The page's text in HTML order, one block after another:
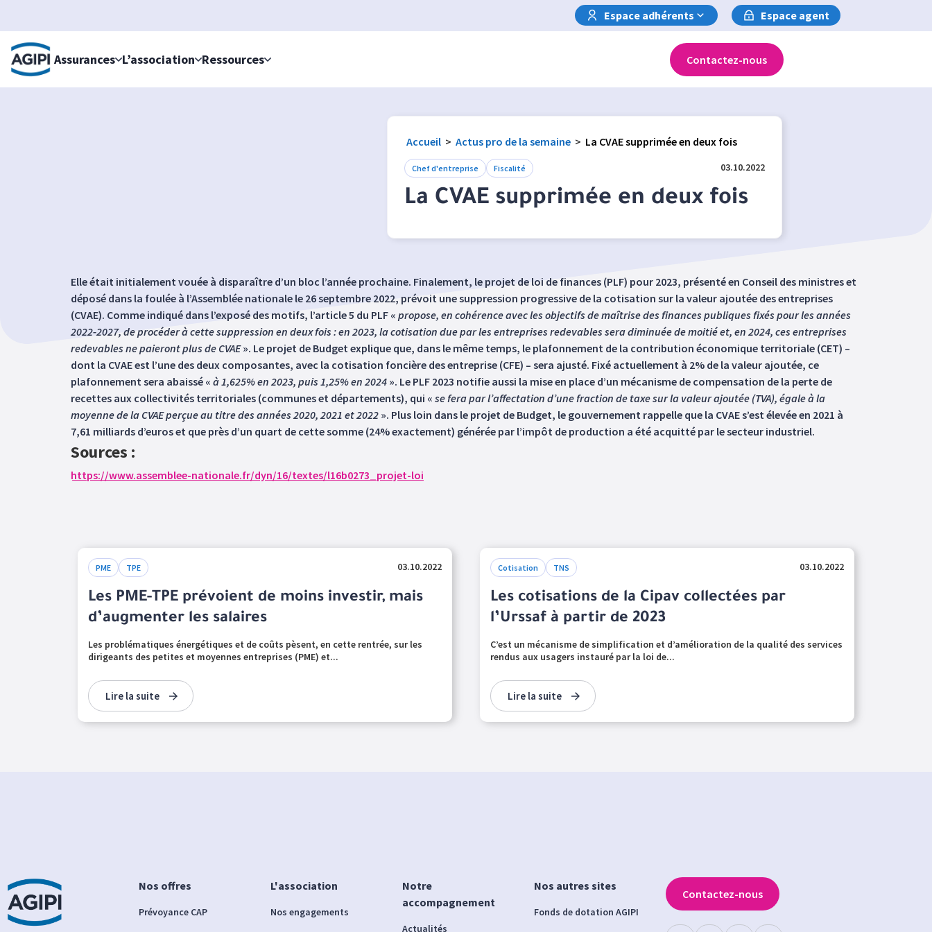
Espace adhérents
Espace agent
Accès au menu
Accès au contenu principal
Assurances L’association Ressources Contactez-nous
Accueil > Actus pro de la semaine > La CVAE supprimée en deux fois
Chef d'entreprise Fiscalité 03.10.2022
La CVAE supprimée en deux fois
Elle était initialement vouée à disparaître d’un bloc l’année prochaine. Finalement, le projet de loi de finances (PLF) pour 2023, présenté en Conseil des ministres et
déposé dans la foulée à l’Assemblée nationale le 26 septembre 2022, prévoit une suppression progressive de la cotisation sur la valeur ajoutée des entreprises
(CVAE). Comme indiqué dans l’exposé des motifs, l’article 5 du PLF « propose, en cohérence avec les objectifs de maîtrise des finances publiques fixés pour les années
2022‑2027, de procéder à cette suppression en deux fois : en 2023, la cotisation due par les entreprises redevables sera diminuée de moitié et, en 2024, ces entreprises
redevables ne paieront plus de CVAE». Le projet de Budget explique que, dans le même temps, le plafonnement de la contribution économique territoriale (CET) –
dont la CVAE est l’une des deux composantes, avec la cotisation foncière des entreprise (CFE) – sera ajusté. Fixé actuellement à 2% de la valeur ajoutée, ce
plafonnement sera abaissé « à 1,625% en 2023, puis 1,25% en 2024 ». Le PLF 2023 notifie aussi la mise en place d’un mécanisme de compensation de la perte de
recettes aux collectivités territoriales (communes et départements), qui « se fera par l’affectation d’une fraction de taxe sur la valeur ajoutée (TVA), égale à la
moyenne de la CVAE perçue au titre des années 2020, 2021 et 2022 ». Plus loin dans le projet de Budget, le gouvernement rappelle que la CVAE s’est élevée en 2021 à
7,61 milliards d’euros et que près d’un quart de cette somme (24% exactement) générée par l’impôt de production a été acquitté par le secteur industriel.
Sources :
https://www.assemblee-nationale.fr/dyn/16/textes/l16b0273_projet-loi
PME TPE 03.10.2022
Les PME-TPE prévoient de moins investir, mais
d’augmenter les salaires
Les problématiques énergétiques et de coûts pèsent, en cette rentrée, sur les
dirigeants des petites et moyennes entreprises (PME) et...
Lire la suite
Cotisation TNS 03.10.2022
Les cotisations de la Cipav collectées par
l’Urssaf à partir de 2023
C’est un mécanisme de simplification et d’amélioration de la qualité des services
rendus aux usagers instauré par la loi de...
Lire la suite
Nos offres
Prévoyance CAP
L'association
Nos engagements
Notre
accompagnement
Actualités
Nos autres sites
Fonds de dotation AGIPI
Contactez-nous